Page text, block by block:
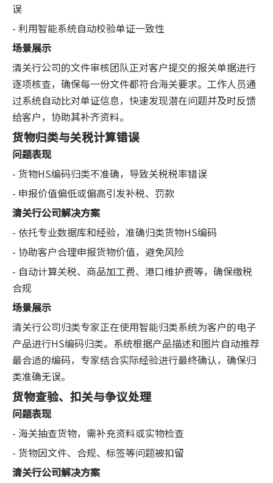
误
- 利用智能系统自动校验单证一致性
场景展示
清关行公司的文件审核团队正对客户提交的报关单据进行
逐项核查，确保每一份文件都符合海关要求。工作人员通
过系统自动比对单证信息，快速发现潜在问题并及时反馈
给客户，协助其补齐资料。
货物归类与关税计算错误
问题表现
- 货物HS编码归类不准确，导致关税税率错误
- 申报价值偏低或偏高引发补税、罚款
清关行公司解决方案
- 依托专业数据库和经验，准确归类货物HS编码
- 协助客户合理申报货物价值，避免风险
- 自动计算关税、商品加工费、港口维护费等，确保缴税
合规
场景展示
清关行公司归类专家正在使用智能归类系统为客户的电子
产品进行HS编码归类。系统根据产品描述和图片自动推荐
最合适的编码，专家结合实际经验进行最终确认，确保归
类准确无误。
货物查验、扣关与争议处理
问题表现
- 海关抽查货物，需补充资料或实物检查
- 货物因文件、合规、标签等问题被扣留
清关行公司解决方案